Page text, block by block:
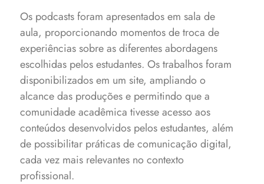
Os podcasts foram apresentados em sala de
aula, proporcionando momentos de troca de
experiências sobre as diferentes abordagens
escolhidas pelos estudantes. Os trabalhos foram
disponibilizados em um site, ampliando o
alcance das produções e permitindo que a
comunidade acadêmica tivesse acesso aos
conteúdos desenvolvidos pelos estudantes, além
de possibilitar práticas de comunicação digital,
cada vez mais relevantes no contexto
profissional.